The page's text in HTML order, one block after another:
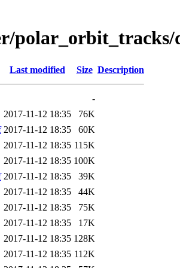
polar_orbit_tracks/
Last modified Size Description
-
2017-11-12 18:35
76K
2017-11-12 18:35
60K
2017-11-12 18:35 115K
2017-11-12 18:35 100K
2017-11-12 18:35
39K
2017-11-12 18:35
44K
2017-11-12 18:35
75K
2017-11-12 18:35
17K
2017-11-12 18:35 128K
2017-11-12 18:35 112K